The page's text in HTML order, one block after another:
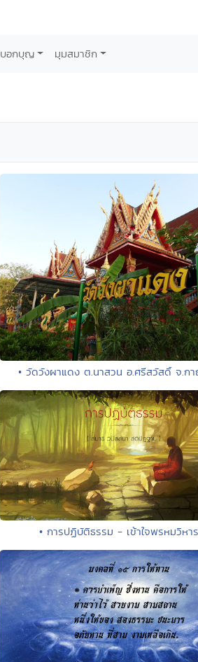
บอกบุญ มุมสมาชิก
• วัดวังผาแดง ต.นาสวน อ.ศรีสวัสดิ์ จ.ก
• การปฏิบัติธรรม - เข้าใจพรหมวิหา